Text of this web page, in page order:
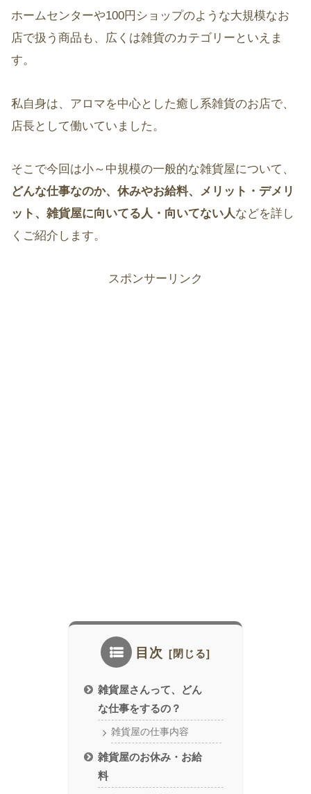
ホームセンターや100円ショップのような大規模なお
店で扱う商品も、広くは雑貨のカテゴリーといえま
す。
私自身は、アロマを中心とした癒し系雑貨のお店で、
店長として働いていました。
そこで今回は小～中規模の一般的な雑貨屋について、
どんな仕事なのか、休みやお給料、メリット・デメリ
ット、雑貨屋に向いてる人・向いてない人などを詳し
くご紹介します。
スポンサーリンク
目次
雑貨屋さんって、どん
な仕事をするの？
雑貨屋の仕事内容
雑貨屋のお休み・お給
料